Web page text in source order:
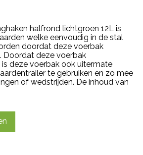
halfrond lichtgroen 12L is
welke eenvoudig in de stal
doordat deze voerbak
Doordat deze voerbak
deze voerbak ook uitermate
te gebruiken en zo mee
of wedstrijden. De inhoud van